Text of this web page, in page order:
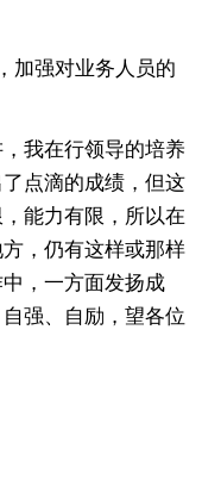
加强对业务人员的
我在行领导的培养
点滴的成绩，但这
能力有限，所以在
，仍有这样或那样
，一方面发扬成
强、自励，望各位